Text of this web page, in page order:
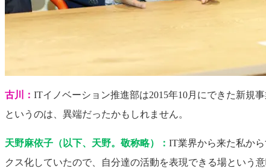
古川： ITイノベーション推進部は2015年10月にできた新規
というのは、異端だったかもしれません。
天野麻依子（以下、天野。敬称略）： IT業界から来た私か
クス化していたので、自分達の活動を表現できる場という